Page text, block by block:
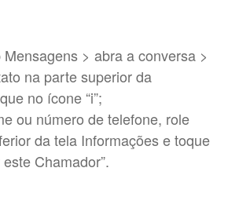
> abra a conversa >
na parte superior da
no ícone “i”;
ou número de telefone, role
da tela Informações e toque
Chamador”.